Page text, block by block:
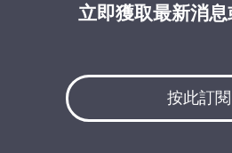
立即獲取最新消
按此訂閱